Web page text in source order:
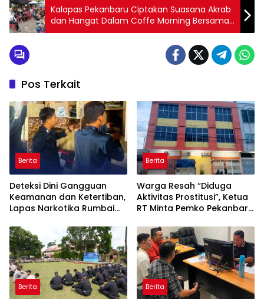
Kalapas Pekanbaru Ciptakan Suasana Akrab
dan Hangat Dalam Coffe Morning Bersama
Media Massa
Pos Terkait
Berita
Deteksi Dini Gangguan
Keamanan dan Ketertiban,
Lapas Narkotika Rumbai
Hunian
Berita
Warga Resah “Diduga
Aktivitas Prostitusi”, Ketua
RT Minta Pemko Pekanbaru
Aktivitas Z Homestay di
Jalan Tanjung Datuk
Berita Berita